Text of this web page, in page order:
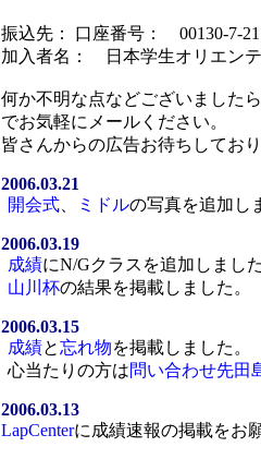
振込先： 口座番号： 00130-7-
加入者名： 日本学生オリエン
何か不明な点などございましたら
でお気軽にメールください。
皆さんからの広告お待ちしてお
2006.03.21
開会式
ミドルの写真を追加し
2006.03.19
成績にN/Gクラスを追加しまし
山川杯の結果を掲載しました。
2006.03.15
成績と忘れ物を掲載しました。
心当たりの方は問い合わせ先田
2006.03.13
LapCenterに成績速報の掲載をお